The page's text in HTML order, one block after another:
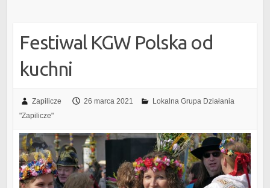
Festiwal KGW Polska od
kuchni
Zapilicze 26 marca 2021
Lokalna Grupa Działania
"Zapilicze"